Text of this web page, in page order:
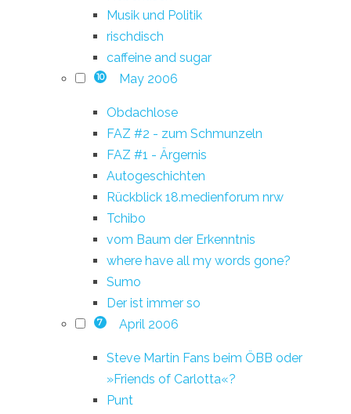
Musik und Politik
rischdisch
caffeine and sugar
10 May 2006
Obdachlose
FAZ #2 - zum Schmunzeln
FAZ #1 - Ärgernis
Autogeschichten
Rückblick 18.medienforum nrw
Tchibo
vom Baum der Erkenntnis
where have all my words gone?
Sumo
Der ist immer so
7 April 2006
Steve Martin Fans beim ÖBB oder
»Friends of Carlotta«?
Punt